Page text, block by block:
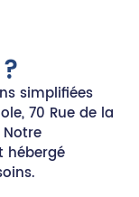
simplifiées
70 Rue de la
Notre
hébergé